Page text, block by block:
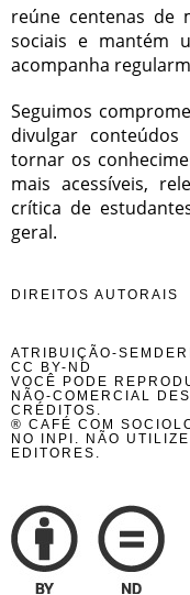
reúne centenas de
sociais e mantém
acompanha
Seguimos
divulgar
tornar os
mais acessíveis,
crítica de
geral.
DIREITOS AUTORAIS
ATRIBUIÇÃO-
CC BY-ND
VOCÊ PODE
NÃO-COMERCIAL
CRÉDITOS.
® CAFÉ COM
NO INPI. NÃO
EDITORES.